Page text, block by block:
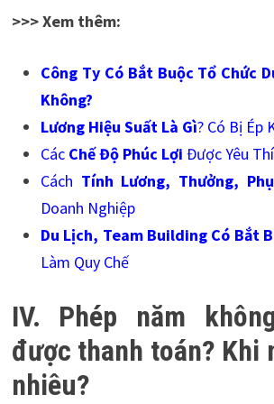
>>> Xem thêm:
Công Ty Có Bắt Buộc Tổ Chức
Không?
Lương Hiệu Suất Là Gì? Có Bị Ép
Các Chế Độ Phúc Lợi Được Yêu
Cách Tính Lương, Thưởng,
Doanh Nghiệp
Du Lịch, Team Building Có Bắt
Làm Quy Chế
IV. Phép năm
được thanh toán? Khi
nhiêu?